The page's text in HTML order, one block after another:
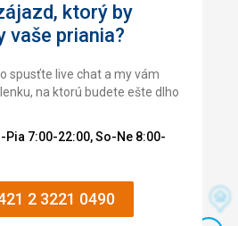
ktorý by
vaše priania?
spusťte live chat a my vám
na ktorú budete ešte dlho
Pia 7:00-22:00, So-Ne 8:00-
2 3221 0490